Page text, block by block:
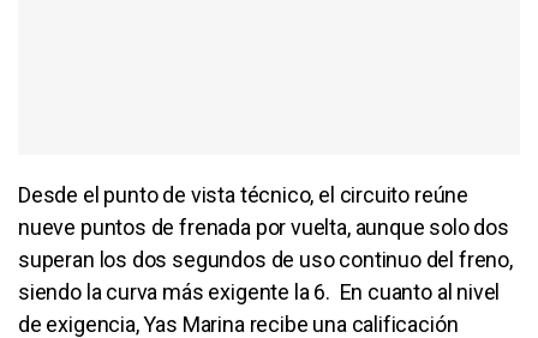
Desde el punto de vista técnico, el circuito reúne
nueve puntos de frenada por vuelta, aunque solo dos
superan los dos segundos de uso continuo del freno,
siendo la curva más exigente la 6. En cuanto al nivel
de exigencia, Yas Marina recibe una calificación